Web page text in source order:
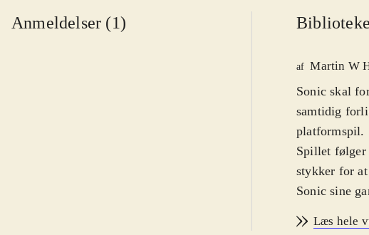
Anmeldelser (1)
af Martin W
Sonic skal
samtidig
platformspil.
Spillet følger
stykker for
Sonic sine
ringe, og
Læs hele